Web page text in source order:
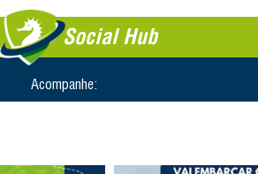
Social Hub
Acompanhe: